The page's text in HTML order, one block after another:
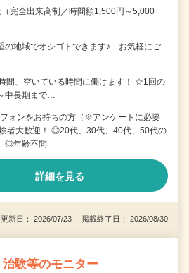
完全出来高制／時間額1,500円～5,000
の地域でオシゴトできます♪ お気軽にご
間、空いている時間に働けます！ ☆1回の
中長期まで…
ォンをお持ちの方（※アンケートに必要
者大歓迎！ ◎20代、30代、40代、50代の
◎年齢不問
詳細を見る
更新日： 2026/07/23 掲載終了日： 2026/08/30
験等のモニター